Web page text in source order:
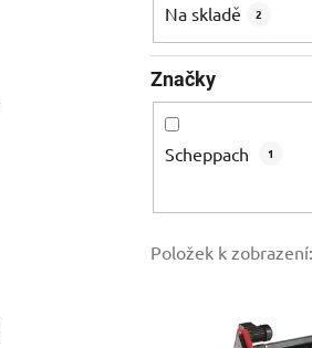
Na skladě 2
Značky
Scheppach 1
Položek k zobrazení: